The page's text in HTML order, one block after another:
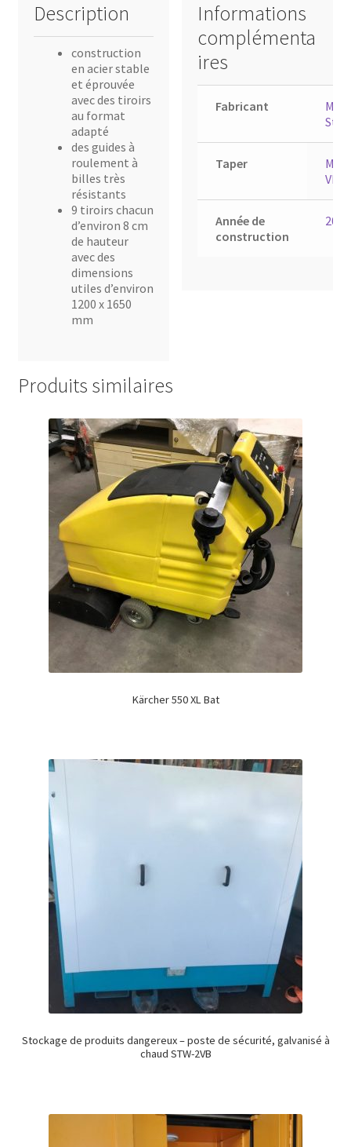
Description
construction
en acier stable
et éprouvée
avec des tiroirs
au format
adapté
des guides à
roulement à
billes très
résistants
9 tiroirs chacun
d’environ 8 cm
de hauteur
avec des
dimensions
utiles d’environ
1200 x 1650
mm
Informations
complémenta
ires
Fabricant
Taper
VII
Année de
construction
2006
Produits similaires
Kärcher 550 XL Bat
Stockage de produits dangereux – poste de sécurité, galvanisé à
chaud STW-2VB